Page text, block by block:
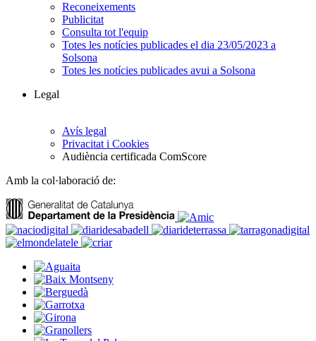
Reconeixements
Publicitat
Consulta tot l'equip
Totes les notícies publicades el dia 23/05/2023 a
Solsona
Totes les notícies publicades avui a Solsona
Legal
Avís legal
Privacitat i Cookies
Audiència certificada ComScore
Amb la col·laboració de: